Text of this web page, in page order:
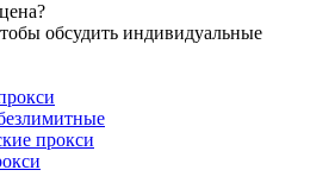
обсудить индивидуальные
прокси